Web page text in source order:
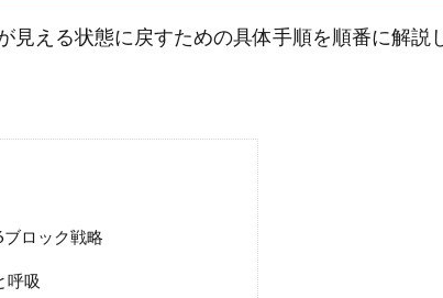
見える状態に戻すための具体手順を順番に解説
ロック戦略
呼吸